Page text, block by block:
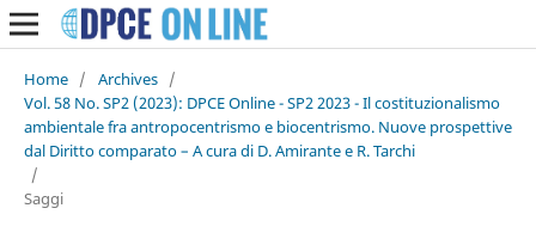
Home / Archives /
Vol. 58 No. SP2 (2023): DPCE Online - SP2 2023 - Il costituzionalismo
ambientale fra antropocentrismo e biocentrismo. Nuove prospettive
dal Diritto comparato – A cura di D. Amirante e R. Tarchi
/
Saggi